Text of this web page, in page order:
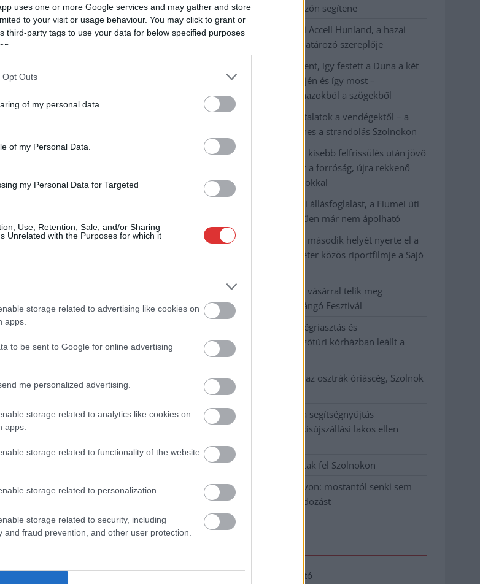
uses one or more Google services and may gather and store
to your visit or usage behaviour. You may click to grant or
third-party tags to use your data for below specified purposes
Opt Outs
of my personal data.
of my Personal Data.
my Personal Data for Targeted
Use, Retention, Sale, and/or Sharing
Unrelated with the Purposes for which it
storage related to advertising like cookies on
apps.
to be sent to Google for online advertising
me personalized advertising.
storage related to analytics like cookies on
apps.
storage related to functionality of the website
storage related to personalization.
storage related to security, including
and fraud prevention, and other user protection.
száz elbocsátott dolgozón segítene
Csődbe ment a tószegi Accell Hunland, a hazai
kerékpárgyártás meghatározó szereplője
Egyszer fent, egyszer lent, így festett a Duna a két
évvel ezelőtti árvíz idején és így most –
fotógyűjtemény ugyanazokból a szögekből
Ilyenek eddig a tapasztalatok a vendégektől – a
hőhullám miatt ingyenes a strandolás Szolnokon
Nem biztató: a hétvégi kisebb felfrissülés után jövő
héten megint visszatér a forróság, újra rekkenő
hőség jön, akár 38 fokokkal
Közzétették a szakértői állásfoglalást, a Fiumei úti
fák többsége szakszerűen már nem ápolható
A MÚOSZ sajtódíjának második helyét nyerte el a
Borsod24 és a Paraméter közös riportfilmje a Sajó
szennyezéséről
Tánccal, zeneszóval és vásárral telik meg
Jászberény, indul a Csángó Fesztivál
Meghosszabbított hőségriasztás és
vízkorlátozások, a mezőtúri kórházban leállt a
klíma
Átszervezi működését az osztrák óriáscég, Szolnok
is érintett
Tragédiába torkollott a segítségnyújtás
elmulasztása, három kisújszállási lakos ellen
emeltek vádat
Hatalmas lángok csaptak fel Szolnokon
Vízitraffipax a Tisza-tavon: mostantól senki sem
úszhatja meg a száguldozást
Adatkezelési tájékoztató